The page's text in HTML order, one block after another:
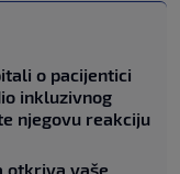
o pacijentici
inkluzivnog
njegovu reakciju
otkriva vaše